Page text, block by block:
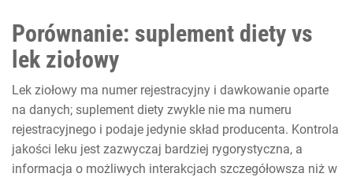
Porównanie: suplement diety vs
lek ziołowy
Lek ziołowy ma numer rejestracyjny i dawkowanie oparte
na danych; suplement diety zwykle nie ma numeru
rejestracyjnego i podaje jedynie skład producenta. Kontrola
jakości leku jest zazwyczaj bardziej rygorystyczna, a
informacja o możliwych interakcjach szczegółowsza niż w